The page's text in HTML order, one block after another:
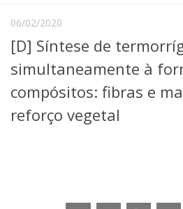
Núcleos e Comissões
Telefones e Mapas
Pessoas
Graduação
Pós-Graduação
Centros, Núcleos e Projetos em
06/02/2020
[D] Síntese de
simultaneamente à
compósitos: fibras e
reforço vegetal